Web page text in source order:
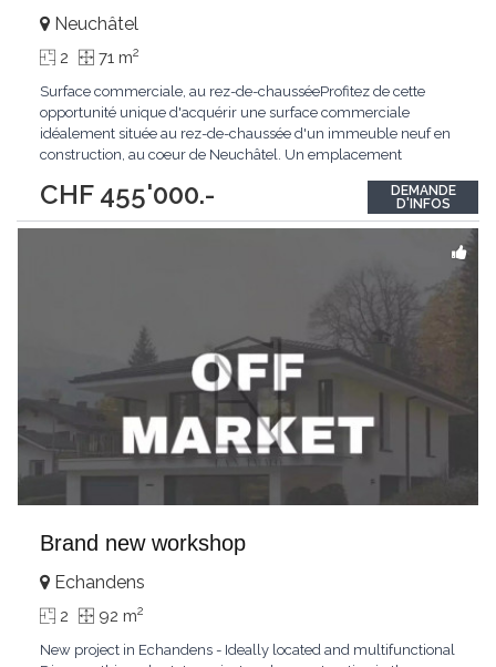
CHF 455'000.-
Neuchâtel
2 71 m2
Surface commerciale, au rez-de-chausséeProfitez de cette
opportunité unique d'acquérir une surface commerciale
idéalement située au rez-de-chaussée d'un immeuble neuf en
construction, au coeur de Neuchâtel. Un emplacement
piétonnier.La surface se compose d'une grande pièce principale
bénéficiant d'une large vitrine donnant...
DEMANDE
D'INFOS
Brand new workshop
Echandens
2 92 m2
New project in Echandens - Ideally located and multifunctional